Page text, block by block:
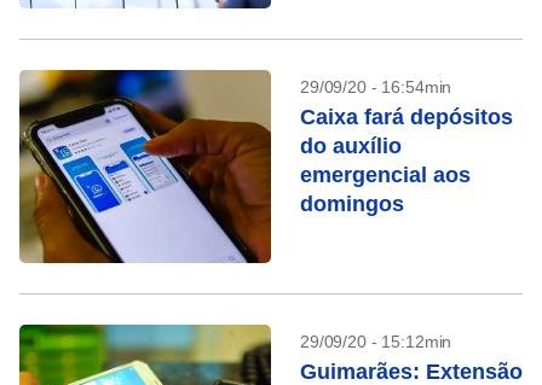
29/09/20 - 16:54min
Caixa fará depósitos
do auxílio
emergencial aos
domingos
29/09/20 - 15:12min
Guimarães: Extensão